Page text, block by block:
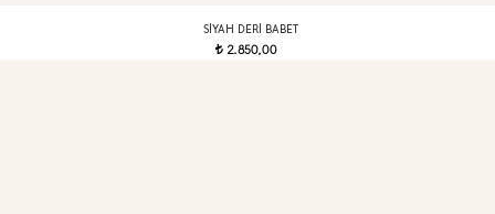
SIYAH DERI BABET
t 2.850,00